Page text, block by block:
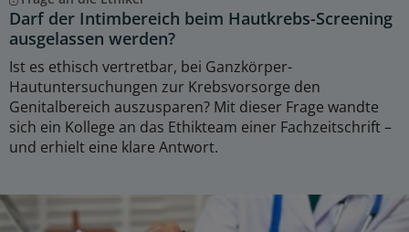
Darf der Intimbereich beim Hautkrebs-Screening
ausgelassen werden?
Ist es ethisch vertretbar, bei Ganzkörper-
Hautuntersuchungen zur Krebsvorsorge den
Genitalbereich auszusparen? Mit dieser Frage wandte
sich ein Kollege an das Ethikteam einer Fachzeitschrift –
und erhielt eine klare Antwort.